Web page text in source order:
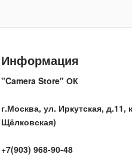
Информация
"Camera Store" ОК
г.Москва, ул. Иркутская, д.11,
Щёлковская)
+7(903) 968-90-48